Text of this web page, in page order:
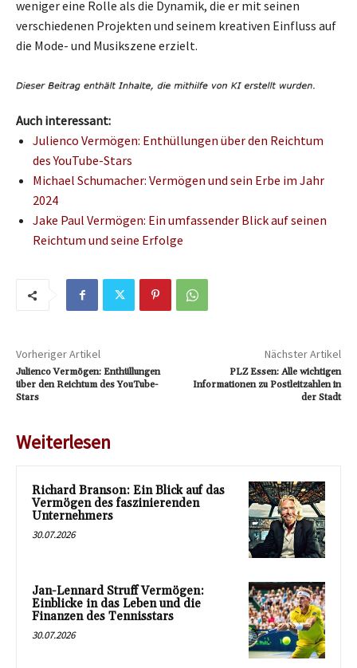
weniger eine Rolle als die Dynamik, die er mit seinen
verschiedenen Projekten und seinem kreativen Einfluss auf
die Mode- und Musikszene erzielt.
Auch interessant:
Julienco Vermögen: Enthüllungen über den Reichtum
des YouTube-Stars
Michael Schumacher: Vermögen und sein Erbe im Jahr
2024
Jake Paul Vermögen: Ein umfassender Blick auf seinen
Reichtum und seine Erfolge
Vorheriger Artikel
Julienco Vermögen: Enthüllungen
über den Reichtum des YouTube-
Stars
Nächster Artikel
PLZ Essen: Alle wichtigen
Informationen zu Postleitzahlen in
der Stadt
Weiterlesen
Richard Branson: Ein Blick auf das
Vermögen des faszinierenden
Unternehmers
30.07.2026
Jan-Lennard Struff Vermögen:
Einblicke in das Leben und die
Finanzen des Tennisstars
30.07.2026